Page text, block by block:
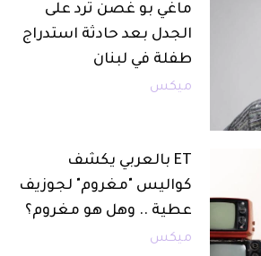
ماغي بو غصن ترد على
الجدل بعد حادثة استدراج
طفلة في لبنان
ميكس
ET بالعربي يكشف
كواليس "مغروم" لجوزيف
عطية .. وهل هو مغروم؟
ميكس